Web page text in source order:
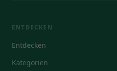
ENTDECKEN
Entdecken
Kategorien